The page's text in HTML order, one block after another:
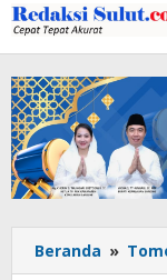
Lewati
ke
konten
Beranda »